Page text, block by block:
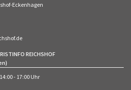
Eckenhagen
REICHSHOF
- 17:00 Uhr